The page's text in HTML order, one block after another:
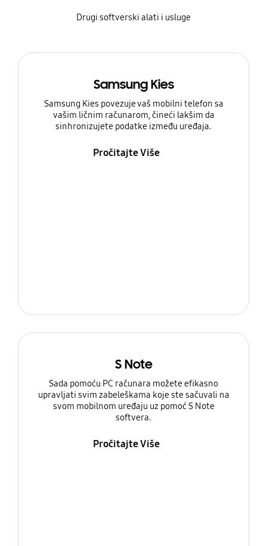
Drugi softverski alati i usluge
Samsung Kies
Samsung Kies povezuje vaš mobilni telefon sa
vašim ličnim računarom, čineći lakšim da
sinhronizujete podatke između uređaja.
Pročitajte Više
S Note
Sada pomoću PC računara možete efikasno
upravljati svim zabeleškama koje ste sačuvali na
svom mobilnom uređaju uz pomoć S Note
softvera.
Pročitajte Više